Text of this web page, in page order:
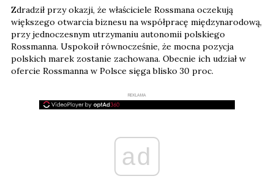
Zdradził przy okazji, że właściciele Rossmana oczekują
większego otwarcia biznesu na współpracę międzynarodową,
przy jednoczesnym utrzymaniu autonomii polskiego
Rossmanna. Uspokoił równocześnie, że mocna pozycja
polskich marek zostanie zachowana. Obecnie ich udział w
ofercie Rossmanna w Polsce sięga blisko 30 proc.
REKLAMA
ad